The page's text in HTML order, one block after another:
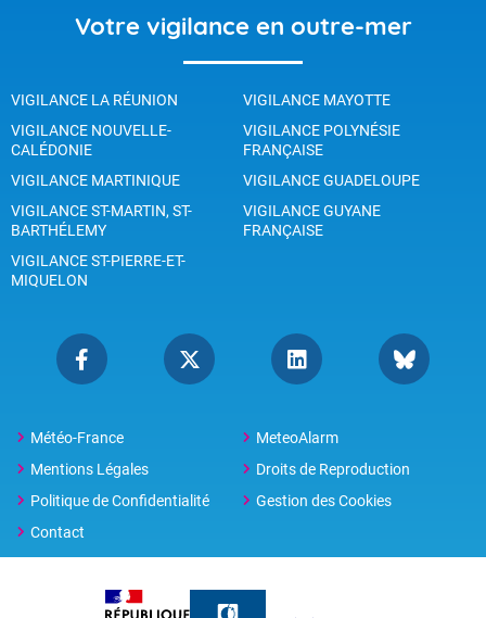
Votre vigilance en outre-mer
VIGILANCE LA RÉUNION
VIGILANCE MAYOTTE
VIGILANCE NOUVELLE-
CALÉDONIE
VIGILANCE POLYNÉSIE
FRANÇAISE
VIGILANCE MARTINIQUE
VIGILANCE GUADELOUPE
VIGILANCE ST-MARTIN, ST-
BARTHÉLEMY
VIGILANCE GUYANE
FRANÇAISE
VIGILANCE ST-PIERRE-ET-
MIQUELON
Météo-France
MeteoAlarm
Mentions Légales
Droits de Reproduction
Politique de Confidentialité
Gestion des Cookies
Contact